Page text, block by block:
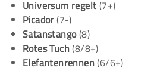
Universum regelt (7+)
Picador (7-)
Satanstango(8)
Rotes Tuch(8/8+)
Elefantenrennen(6/6+)